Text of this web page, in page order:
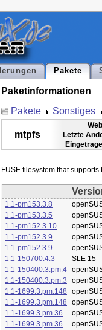
Pakete
Paketinformationen
Pakete
Sonstiges
mtpfs
Letzte
1.1-pm153.3.8
1.1-pm153.3.5
1.1-pm152.3.10
1.1-pm152.3.9
1.1-pm152.3.9
1.1-150700.4.3
SLE 15
1.1-150400.3.pm.4
1.1-150400.3.pm.3
1.1-1699.3.pm.148
1.1-1699.3.pm.148
1.1-1699.3.pm.36
1.1-1699.3.pm.36